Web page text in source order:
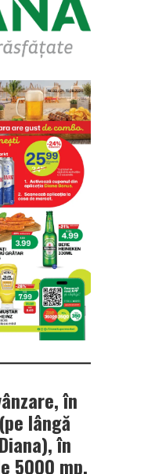
în
lângă
în
5000 mp.